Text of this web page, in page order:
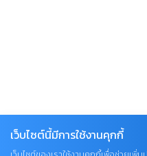
เว็บไซต์นี้มีการใช้งานคุกกี้